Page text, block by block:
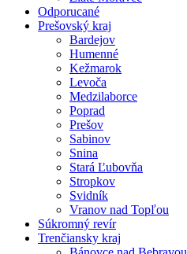
Odporucané
Prešovský kraj
Bardejov
Humenné
Kežmarok
Levoča
Medzilaborce
Poprad
Prešov
Sabinov
Snina
Stará Ľubovňa
Stropkov
Svidník
Vranov nad Topľou
Súkromný revír
Trenčiansky kraj